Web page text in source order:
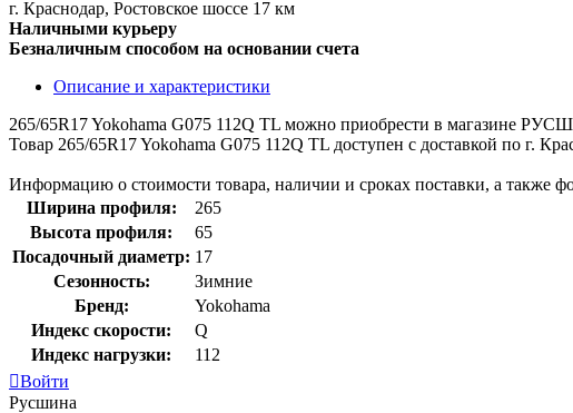
г. Краснодар, Ростовское шоссе 17 км
Наличными курьеру
Безналичным способом на основании счета
Описание и характеристики
265/65R17 Yokohama G075 112Q TL можно приобрести в магазине
Товар 265/65R17 Yokohama G075 112Q TL доступен с доставкой по г.
Информацию о стоимости товара, наличии и сроках поставки, а также
Ширина профиля:
265
Высота профиля:
65
Посадочный диаметр: 17
Сезонность:
Зимние
Бренд:
Yokohama
Индекс скорости:
Q
Индекс нагрузки:
112
Войти
Русшина